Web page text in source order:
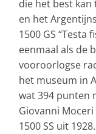
die het best
en het
1500 GS “Testa
eenmaal als de
vooroorlogse
het museum in
wat 394 punten
Giovanni
1500 SS uit